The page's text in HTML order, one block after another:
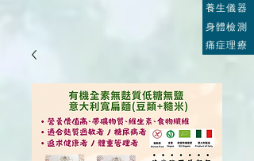
養生儀器
身體檢測
痛症理療